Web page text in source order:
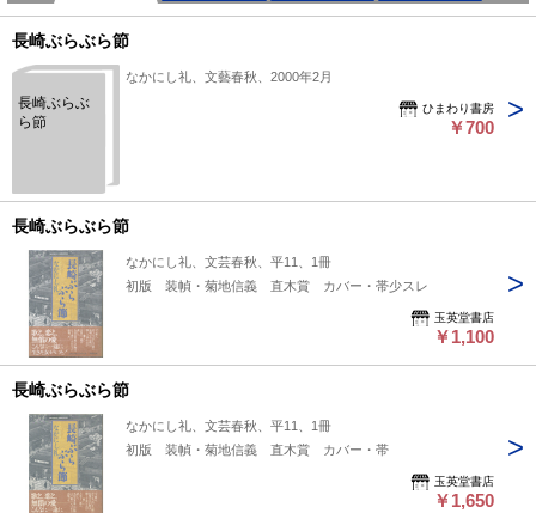
長崎ぶらぶら節
長崎ぶらぶ
ら節
なかにし礼、文藝春秋、2000年2月
ひまわり書房
￥700
長崎ぶらぶら節
なかにし礼、文芸春秋、平11、1冊
初版 装幀・菊地信義 直木賞 カバー・帯少スレ
玉英堂書店
￥1,100
長崎ぶらぶら節
なかにし礼、文芸春秋、平11、1冊
初版 装幀・菊地信義 直木賞 カバー・帯
玉英堂書店
￥1,650